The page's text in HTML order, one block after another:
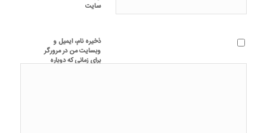
سایت
ذخیره نام، ایمیل و
وبسایت من در مرورگر
برای زمانی که دوباره